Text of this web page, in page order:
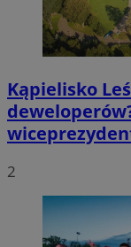
Kąpielisko
2